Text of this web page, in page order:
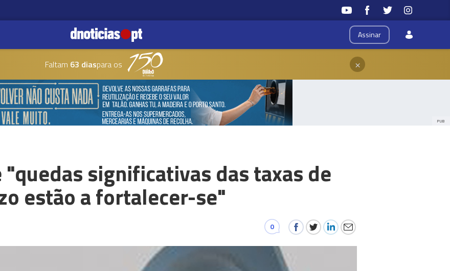
Assinar
Faltam 63 diaspara os ×
PUB
significativas das taxas de
estão a fortalecer-se"
0